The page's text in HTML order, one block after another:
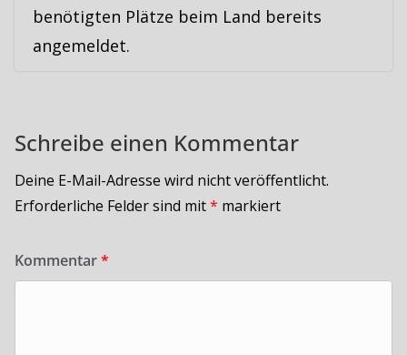
benötigten Plätze beim Land bereits
angemeldet.
Schreibe einen Kommentar
Deine E-Mail-Adresse wird nicht veröffentlicht.
Erforderliche Felder sind mit* markiert
Kommentar*